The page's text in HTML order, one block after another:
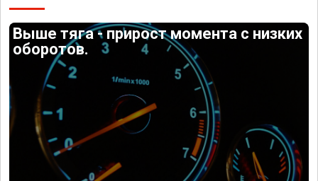
Выше тяга - прирост момента с низких
оборотов.